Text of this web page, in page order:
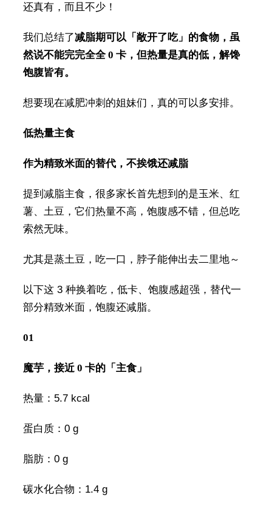
还真有，而且不少！
我们总结了减脂期可以「敞开了吃」的食物，虽
然说不能完完全全 0 卡，但热量是真的低，解馋
饱腹皆有。
想要现在减肥冲刺的姐妹们，真的可以多安排。
低热量主食
作为精致米面的替代，不挨饿还减脂
提到减脂主食，很多家长首先想到的是玉米、红
薯、土豆，它们热量不高，饱腹感不错，但总吃
索然无味。
尤其是蒸土豆，吃一口，脖子能伸出去二里地～
以下这 3 种换着吃，低卡、饱腹感超强，替代一
部分精致米面，饱腹还减脂。
01
魔芋，接近 0 卡的「主食」
热量：5.7 kcal
蛋白质：0 g
脂肪：0 g
碳水化合物：1.4 g